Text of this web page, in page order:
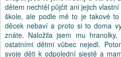
dětem nechtěl půjčit ani jejich
škole, ale podle mě to je takové
děcek nebaví a proto si to doma
znáte. Naložila jsem mu
ostatními dětmi vůbec nejedl.
svoje děti k odpolední siestě a